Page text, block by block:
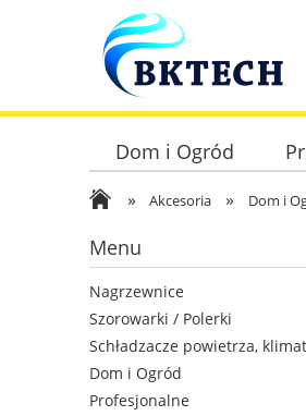
Dom i Ogród
» Akcesoria » Dom i
Menu
Nagrzewnice
Szorowarki / Polerki
Schładzacze powietrza,
Dom i Ogród
Profesjonalne